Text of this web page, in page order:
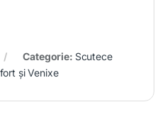
Categorie: Scutece
și Venixe